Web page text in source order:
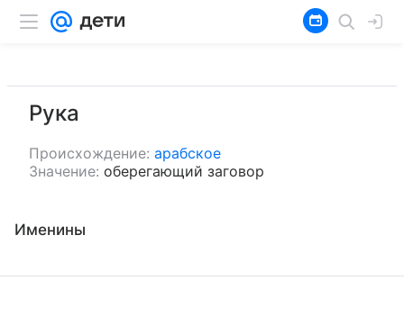
Рука
Происхождение: арабское
Значение: оберегающий заговор
Именины